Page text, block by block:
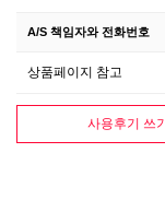
A/S 책임자와 전화번호
상품페이지 참고
사용후기 쓰기